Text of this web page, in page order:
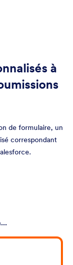
à
de formulaire, un
correspondant